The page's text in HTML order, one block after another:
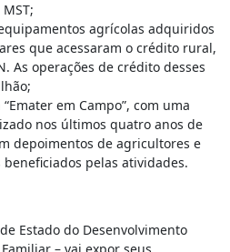
agrícolas adquiridos
que acessaram o crédito rural,
As operações de crédito desses
em Campo”, com uma
nos últimos quatro anos de
depoimentos de agricultores e
pelas atividades.
Estado do Desenvolvimento